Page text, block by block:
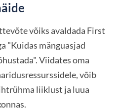
võiks avaldada First
"Kuidas mänguasjad
Viidates oma
võib
liiklust ja luua